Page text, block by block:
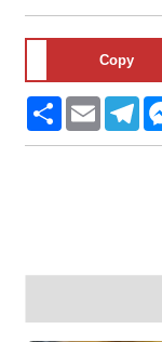
Copy
Share Email
Telegram